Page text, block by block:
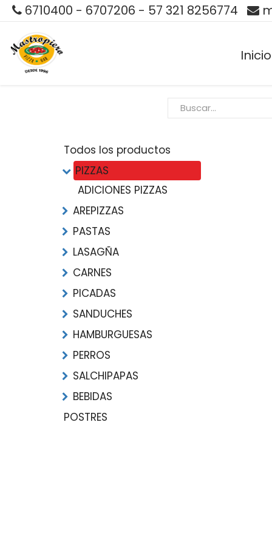
6710400 - 6707206 - 57 321 8256774
Inicio
Todos los productos
PIZZAS
ADICIONES PIZZAS
AREPIZZAS
PASTAS
LASAGÑA
CARNES
PICADAS
SANDUCHES
HAMBURGUESAS
PERROS
SALCHIPAPAS
BEBIDAS
POSTRES